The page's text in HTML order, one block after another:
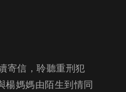
寄信，聆聽重刑犯
楊媽媽由陌生到情同